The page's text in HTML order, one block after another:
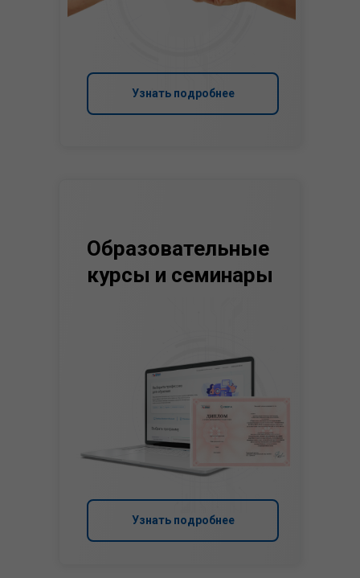
Узнать подробнее
Узнать подробнее
Образовательные
курсы и семинары